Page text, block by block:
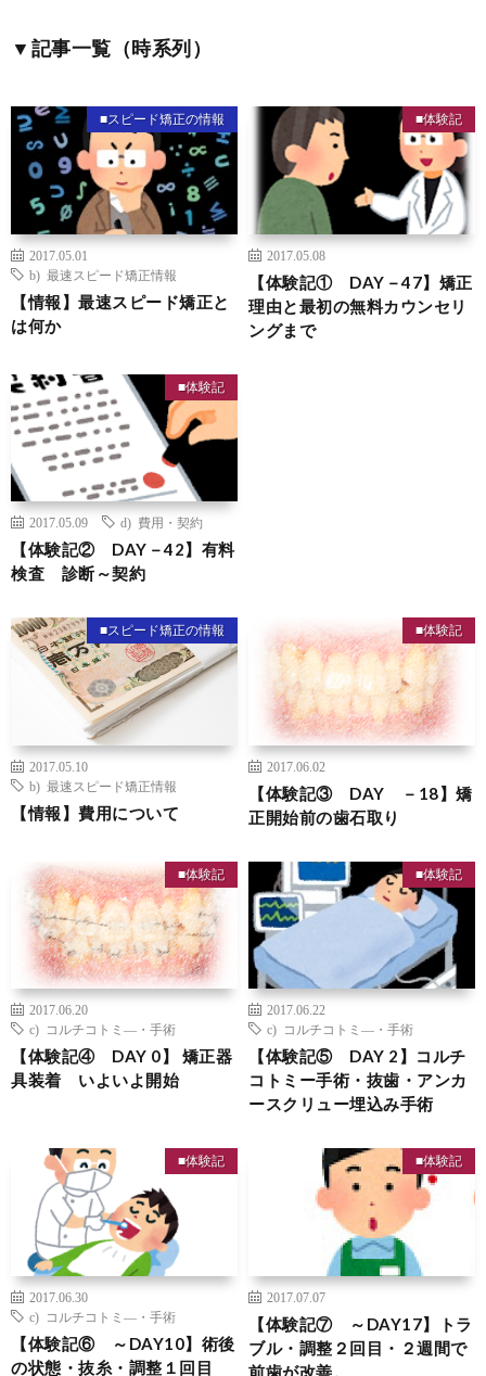
▼記事一覧（時系列）
■スピード矯正の情報
2017.05.01
b) 最速スピード矯正情報
【情報】最速スピード矯正と
は何か
■体験記
2017.05.08
【体験記① DAY－47】矯正
理由と最初の無料カウンセリ
ングまで
■体験記
2017.05.09 d) 費用・契約
【体験記② DAY－42】有料
検査 診断～契約
■スピード矯正の情報
2017.05.10
b) 最速スピード矯正情報
【情報】費用について
■体験記
2017.06.02
【体験記③ DAY －18】矯
正開始前の歯石取り
■体験記
2017.06.20
c) コルチコトミ―・手術
【体験記④ DAY 0】 矯正器
具装着 いよいよ開始
■体験記
2017.06.22
c) コルチコトミ―・手術
【体験記⑤ DAY 2】コルチ
コトミー手術・抜歯・アンカ
ースクリュー埋込み手術
■体験記
2017.06.30
c) コルチコトミ―・手術
【体験記⑥ ～DAY10】術後
の状態・抜糸・調整１回目
■体験記
2017.07.07
【体験記⑦ ～DAY17】トラ
ブル・調整２回目・２週間で
前歯が改善。